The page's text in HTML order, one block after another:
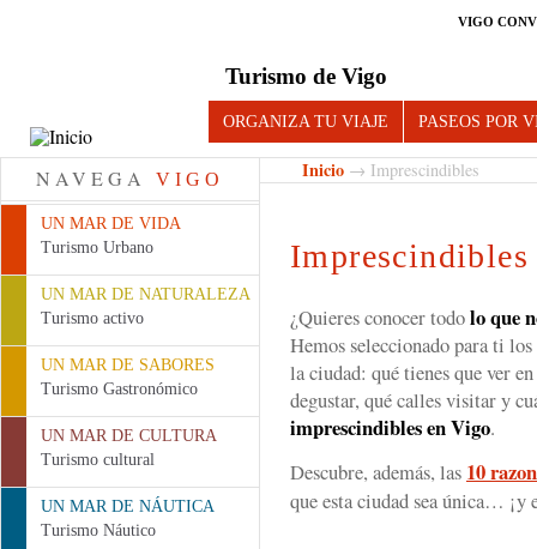
VIGO
Turismo de Vigo
ORGANIZA TU VIAJE PASEOS POR
NAVEGA VIGO
UN MAR DE VIDA
Turismo Urbano
UN MAR DE NATURALEZA
Turismo activo
UN MAR DE SABORES
Turismo Gastronómico
UN MAR DE CULTURA
Turismo cultural
UN MAR DE NÁUTICA
Turismo Náutico
Inicio → Imprescindibles
Imprescindibles
¿Quieres conocer todolo que
Hemos seleccionado para ti
la ciudad: qué tienes que ver
degustar, qué calles visitar y
imprescindibles en Vigo.
Descubre, además, las 10
que esta ciudad sea única… ¡y